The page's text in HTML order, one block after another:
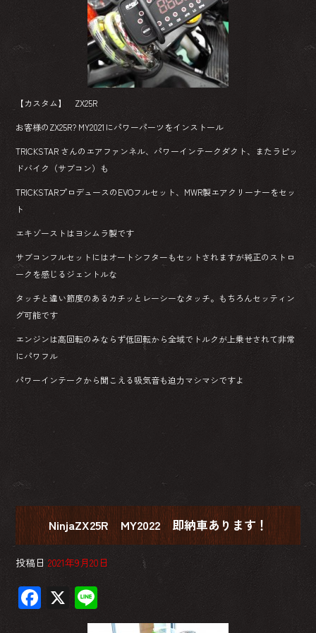
【カスタム】 ZX25R
お客様のZX25R? MY2021にパワーパーツをインストール
TRICKSTAR さんのエアファンネル、パワーインテークダクト、またラピッ
ドバイク（サブコン）も
TRICKSTARプロデュースのEVOフルセット、MWR製エアクリーナーをセッ
ト
エキゾーストはヨシムラ製です
サブコンフルセットにはオートシフターもセットされますが純正のストロ
ークを感じるジェントルな
タッチと違い節度のあるカチッとレーシーなタッチ。もちろんセッティン
グ可能です
エンジンは高回転のみならず低回転から全域でトルクが上乗せされて非常
にパワフル
パワーインテークから聞こえる吸気音も迫力マシマシですよ
NinjaZX25R MY2022 即納車あります！
投稿日 2021年9月20日
F X
ne